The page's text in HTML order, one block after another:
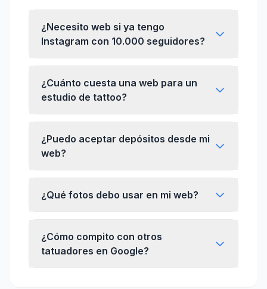
¿Necesito web si ya tengo
Instagram con 10.000 seguidores?
¿Cuánto cuesta una web para un
estudio de tattoo?
¿Puedo aceptar depósitos desde mi
web?
¿Qué fotos debo usar en mi web?
¿Cómo compito con otros
tatuadores en Google?